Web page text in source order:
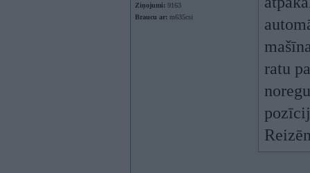
Ziņojumi: 9163
Braucu ar: m635csi
ratu